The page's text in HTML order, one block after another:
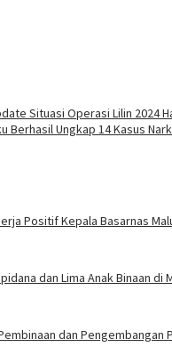
Situasi Operasi Lilin 2024
Berhasil Ungkap 14 Kasus
Positif Kepala Basarnas
dan Lima Anak Binaan di
dan Pengembangan